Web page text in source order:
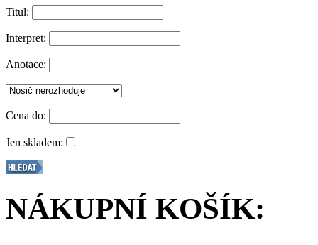
Titul:
Interpret:
Anotace:
Cena do:
Jen skladem:
NÁKUPNÍ KOŠÍK: